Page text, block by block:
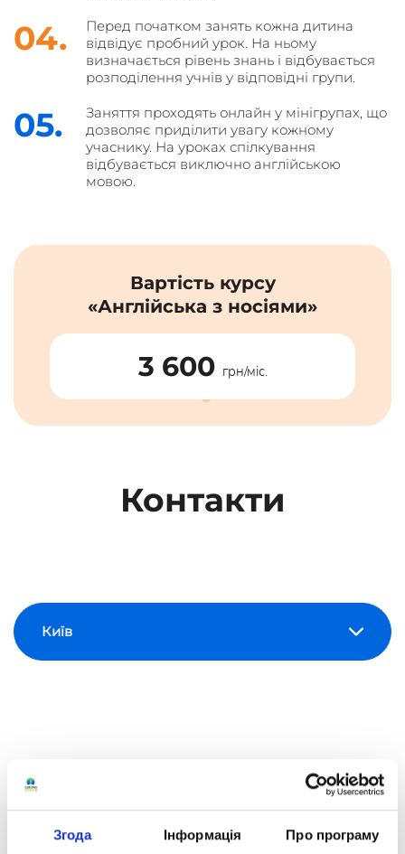
Згода Інформація Про програму
04.
Перед початком занять кожна дитина
відвідує пробний урок. На ньому
визначається рівень знань і відбувається
розподілення учнів у відповідні групи.
05.
Заняття проходять онлайн у мінігрупах, що
дозволяє приділити увагу кожному
учаснику. На уроках спілкування
відбувається виключно англійською
мовою.
Вартість курсу
«Англійська з носіями»
3 600 грн/міс.
Контакти